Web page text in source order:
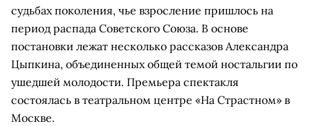
судьбах поколения, чье взросление пришлось на
период распада Советского Союза. В основе
постановки лежат несколько рассказов Александра
Цыпкина, объединенных общей темой ностальгии по
ушедшей молодости. Премьера спектакля
состоялась в театральном центре «На Страстном» в
Москве.